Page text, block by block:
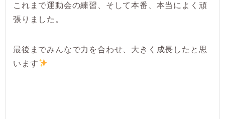
これまで運動会の練習、そして本番、本当によく頑
張りました。
最後までみんなで力を合わせ、大きく成長したと思
います